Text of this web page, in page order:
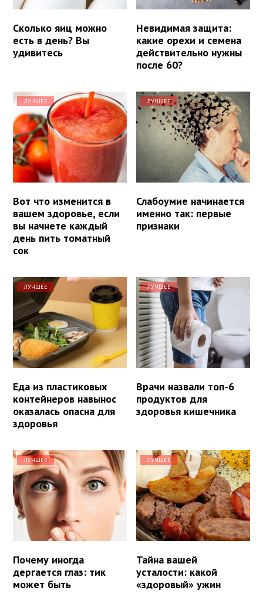
Сколько яиц можно
есть в день? Вы
удивитесь
Невидимая защита:
какие орехи и семена
действительно нужны
после 60?
ЛУЧШЕЕ
Вот что изменится в
вашем здоровье, если
вы начнете каждый
день пить томатный
сок
ЛУЧШЕЕ
Слабоумие начинается
именно так: первые
признаки
ЛУЧШЕЕ
Еда из пластиковых
контейнеров навынос
оказалась опасна для
здоровья
ЛУЧШЕЕ
Врачи назвали топ-6
продуктов для
здоровья кишечника
ЛУЧШЕЕ
Почему иногда
дергается глаз: тик
может быть
ЛУЧШЕЕ
Тайна вашей
усталости: какой
«здоровый» ужин